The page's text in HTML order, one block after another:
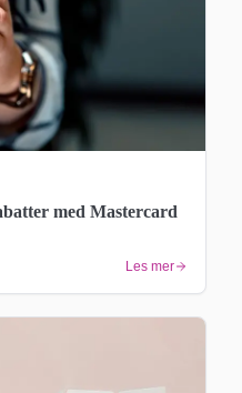
med Mastercard
Les mer